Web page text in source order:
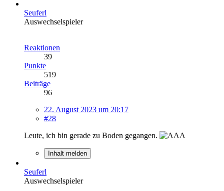
Seuferl
Auswechselspieler
Reaktionen
39
Punkte
519
Beiträge
96
22. August 2023 um 20:17
#28
Leute, ich bin gerade zu Boden gegangen.
Inhalt melden
Seuferl
Auswechselspieler